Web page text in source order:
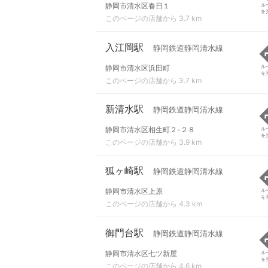
静岡市清水区春日１
このページの店舗から 3.7 km
ル
を
入江岡駅 静岡鉄道静岡清水線
静岡市清水区浜田町
このページの店舗から 3.7 km
ル
を
新清水駅 静岡鉄道静岡清水線
静岡市清水区相生町２-２８
このページの店舗から 3.9 km
ル
を
狐ヶ崎駅 静岡鉄道静岡清水線
静岡市清水区上原
このページの店舗から 4.3 km
ル
を
御門台駅 静岡鉄道静岡清水線
静岡市清水区七ツ新屋
このページの店舗から 4.6 km
ル
を